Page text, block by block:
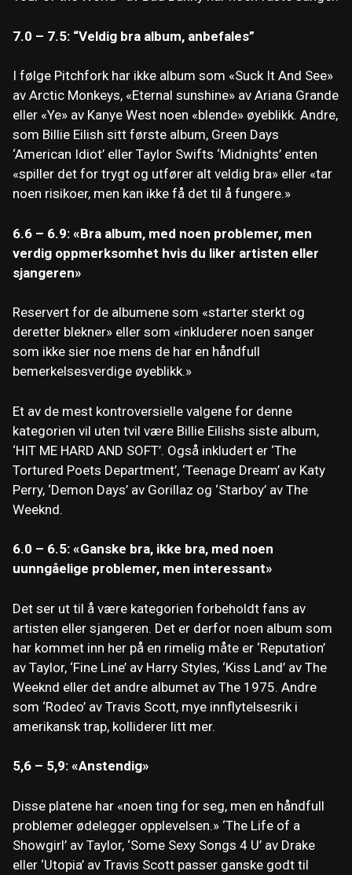
7.0 – 7.5: “Veldig bra album, anbefales”
I følge Pitchfork har ikke album som «Suck It And See»
av Arctic Monkeys, «Eternal sunshine» av Ariana Grande
eller «Ye» av Kanye West noen «blende» øyeblikk. Andre,
som Billie Eilish sitt første album, Green Days
‘American Idiot’ eller Taylor Swifts ‘Midnights’ enten
«spiller det for trygt og utfører alt veldig bra» eller «tar
noen risikoer, men kan ikke få det til å fungere.»
6.6 – 6.9: «Bra album, med noen problemer, men
verdig oppmerksomhet hvis du liker artisten eller
sjangeren»
Reservert for de albumene som «starter sterkt og
deretter blekner» eller som «inkluderer noen sanger
som ikke sier noe mens de har en håndfull
bemerkelsesverdige øyeblikk.»
Et av de mest kontroversielle valgene for denne
kategorien vil uten tvil være Billie Eilishs siste album,
‘HIT ME HARD AND SOFT’. Også inkludert er ‘The
Tortured Poets Department’, ‘Teenage Dream’ av Katy
Perry, ‘Demon Days’ av Gorillaz og ‘Starboy’ av The
Weeknd.
6.0 – 6.5: «Ganske bra, ikke bra, med noen
uunngåelige problemer, men interessant»
Det ser ut til å være kategorien forbeholdt fans av
artisten eller sjangeren. Det er derfor noen album som
har kommet inn her på en rimelig måte er ‘Reputation’
av Taylor, ‘Fine Line’ av Harry Styles, ‘Kiss Land’ av The
Weeknd eller det andre albumet av The 1975. Andre
som ‘Rodeo’ av Travis Scott, mye innflytelsesrik i
amerikansk trap, kolliderer litt mer.
5,6 – 5,9: «Anstendig»
Disse platene har «noen ting for seg, men en håndfull
problemer ødelegger opplevelsen.» ‘The Life of a
Showgirl’ av Taylor, ‘Some Sexy Songs 4 U’ av Drake
eller ‘Utopia’ av Travis Scott passer ganske godt til